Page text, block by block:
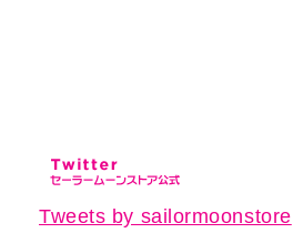
Tweets by sailormoonstore